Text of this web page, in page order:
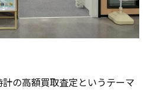
の高額買取査定というテーマ